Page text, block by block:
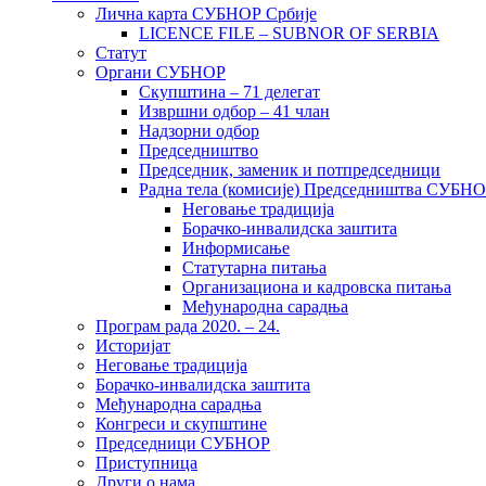
Лична карта СУБНОР Србије
LICENCE FILE – SUBNOR OF SERBIA
Статут
Органи СУБНОР
Скупштина – 71 делегат
Извршни одбор – 41 члан
Надзорни одбор
Председништво
Председник, заменик и потпредседници
Радна тела (комисије) Председништва
Неговање традиција
Борачко-инвалидска заштита
Информисање
Статутарна питања
Организациона и кадровска питања
Међународна сарадња
Програм рада 2020. – 24.
Историјат
Неговање традиција
Борачко-инвалидска заштита
Међународна сарадња
Конгреси и скупштине
Председници СУБНОР
Приступница